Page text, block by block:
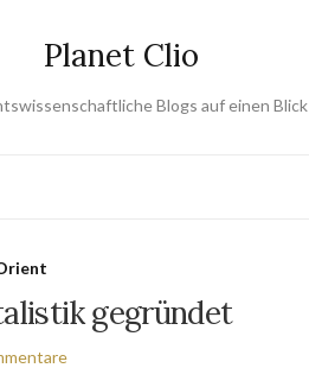
Planet Clio
Blogs auf einen Blick
gegründet